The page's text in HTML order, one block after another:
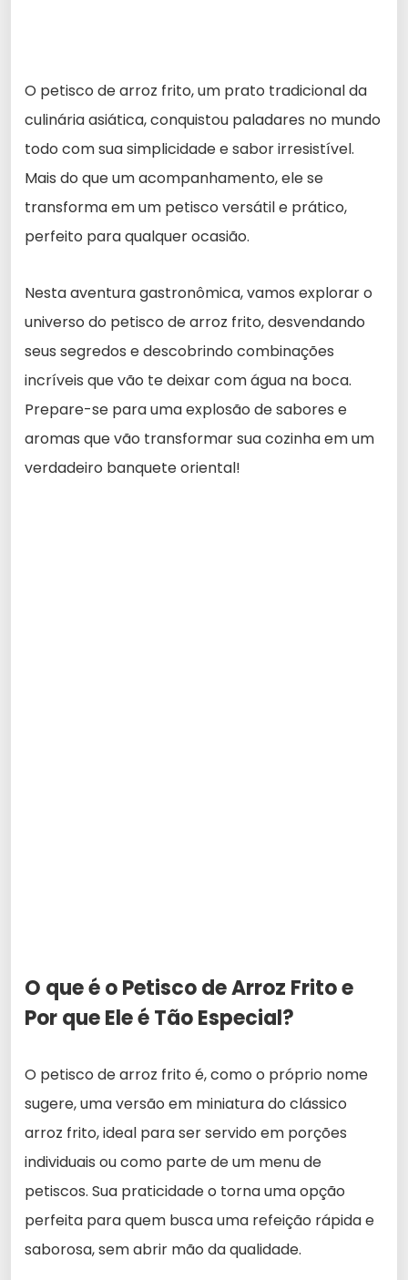
O petisco de arroz frito, um prato tradicional da
culinária asiática, conquistou paladares no mundo
todo com sua simplicidade e sabor irresistível.
Mais do que um acompanhamento, ele se
transforma em um petisco versátil e prático,
perfeito para qualquer ocasião.
Nesta aventura gastronômica, vamos explorar o
universo do petisco de arroz frito, desvendando
seus segredos e descobrindo combinações
incríveis que vão te deixar com água na boca.
Prepare-se para uma explosão de sabores e
aromas que vão transformar sua cozinha em um
verdadeiro banquete oriental!
O que é o Petisco de Arroz Frito e
Por que Ele é Tão Especial?
O petisco de arroz frito é, como o próprio nome
sugere, uma versão em miniatura do clássico
arroz frito, ideal para ser servido em porções
individuais ou como parte de um menu de
petiscos. Sua praticidade o torna uma opção
perfeita para quem busca uma refeição rápida e
saborosa, sem abrir mão da qualidade.